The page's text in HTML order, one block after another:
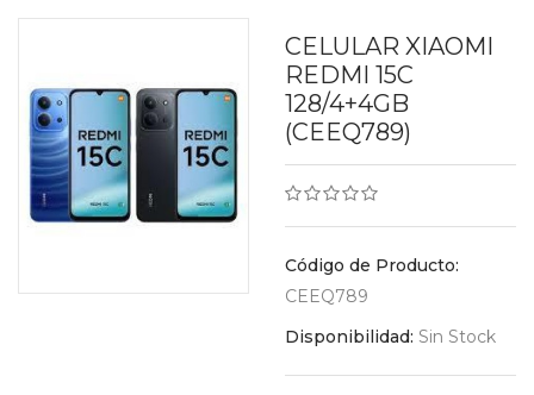
CELULAR XIAOMI
REDMI 15C
128/4+4GB
(CEEQ789)
Código de Producto:
CEEQ789
Disponibilidad: Sin Stock